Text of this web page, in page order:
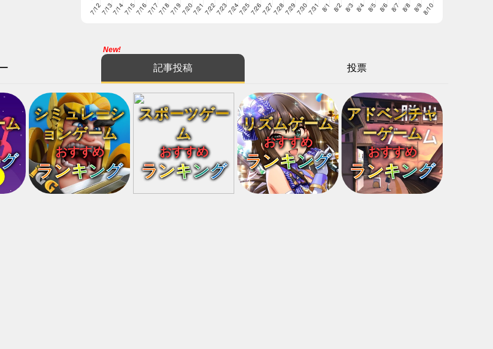
New!
記事投稿 投票
ム
シミュレーシ
ョンゲーム
おすすめ
ランキング
スポーツゲー
ム
おすすめ
ランキング
リズムゲーム
おすすめ
ランキング
アドベンチャ
ーゲーム
おすすめ
ランキング